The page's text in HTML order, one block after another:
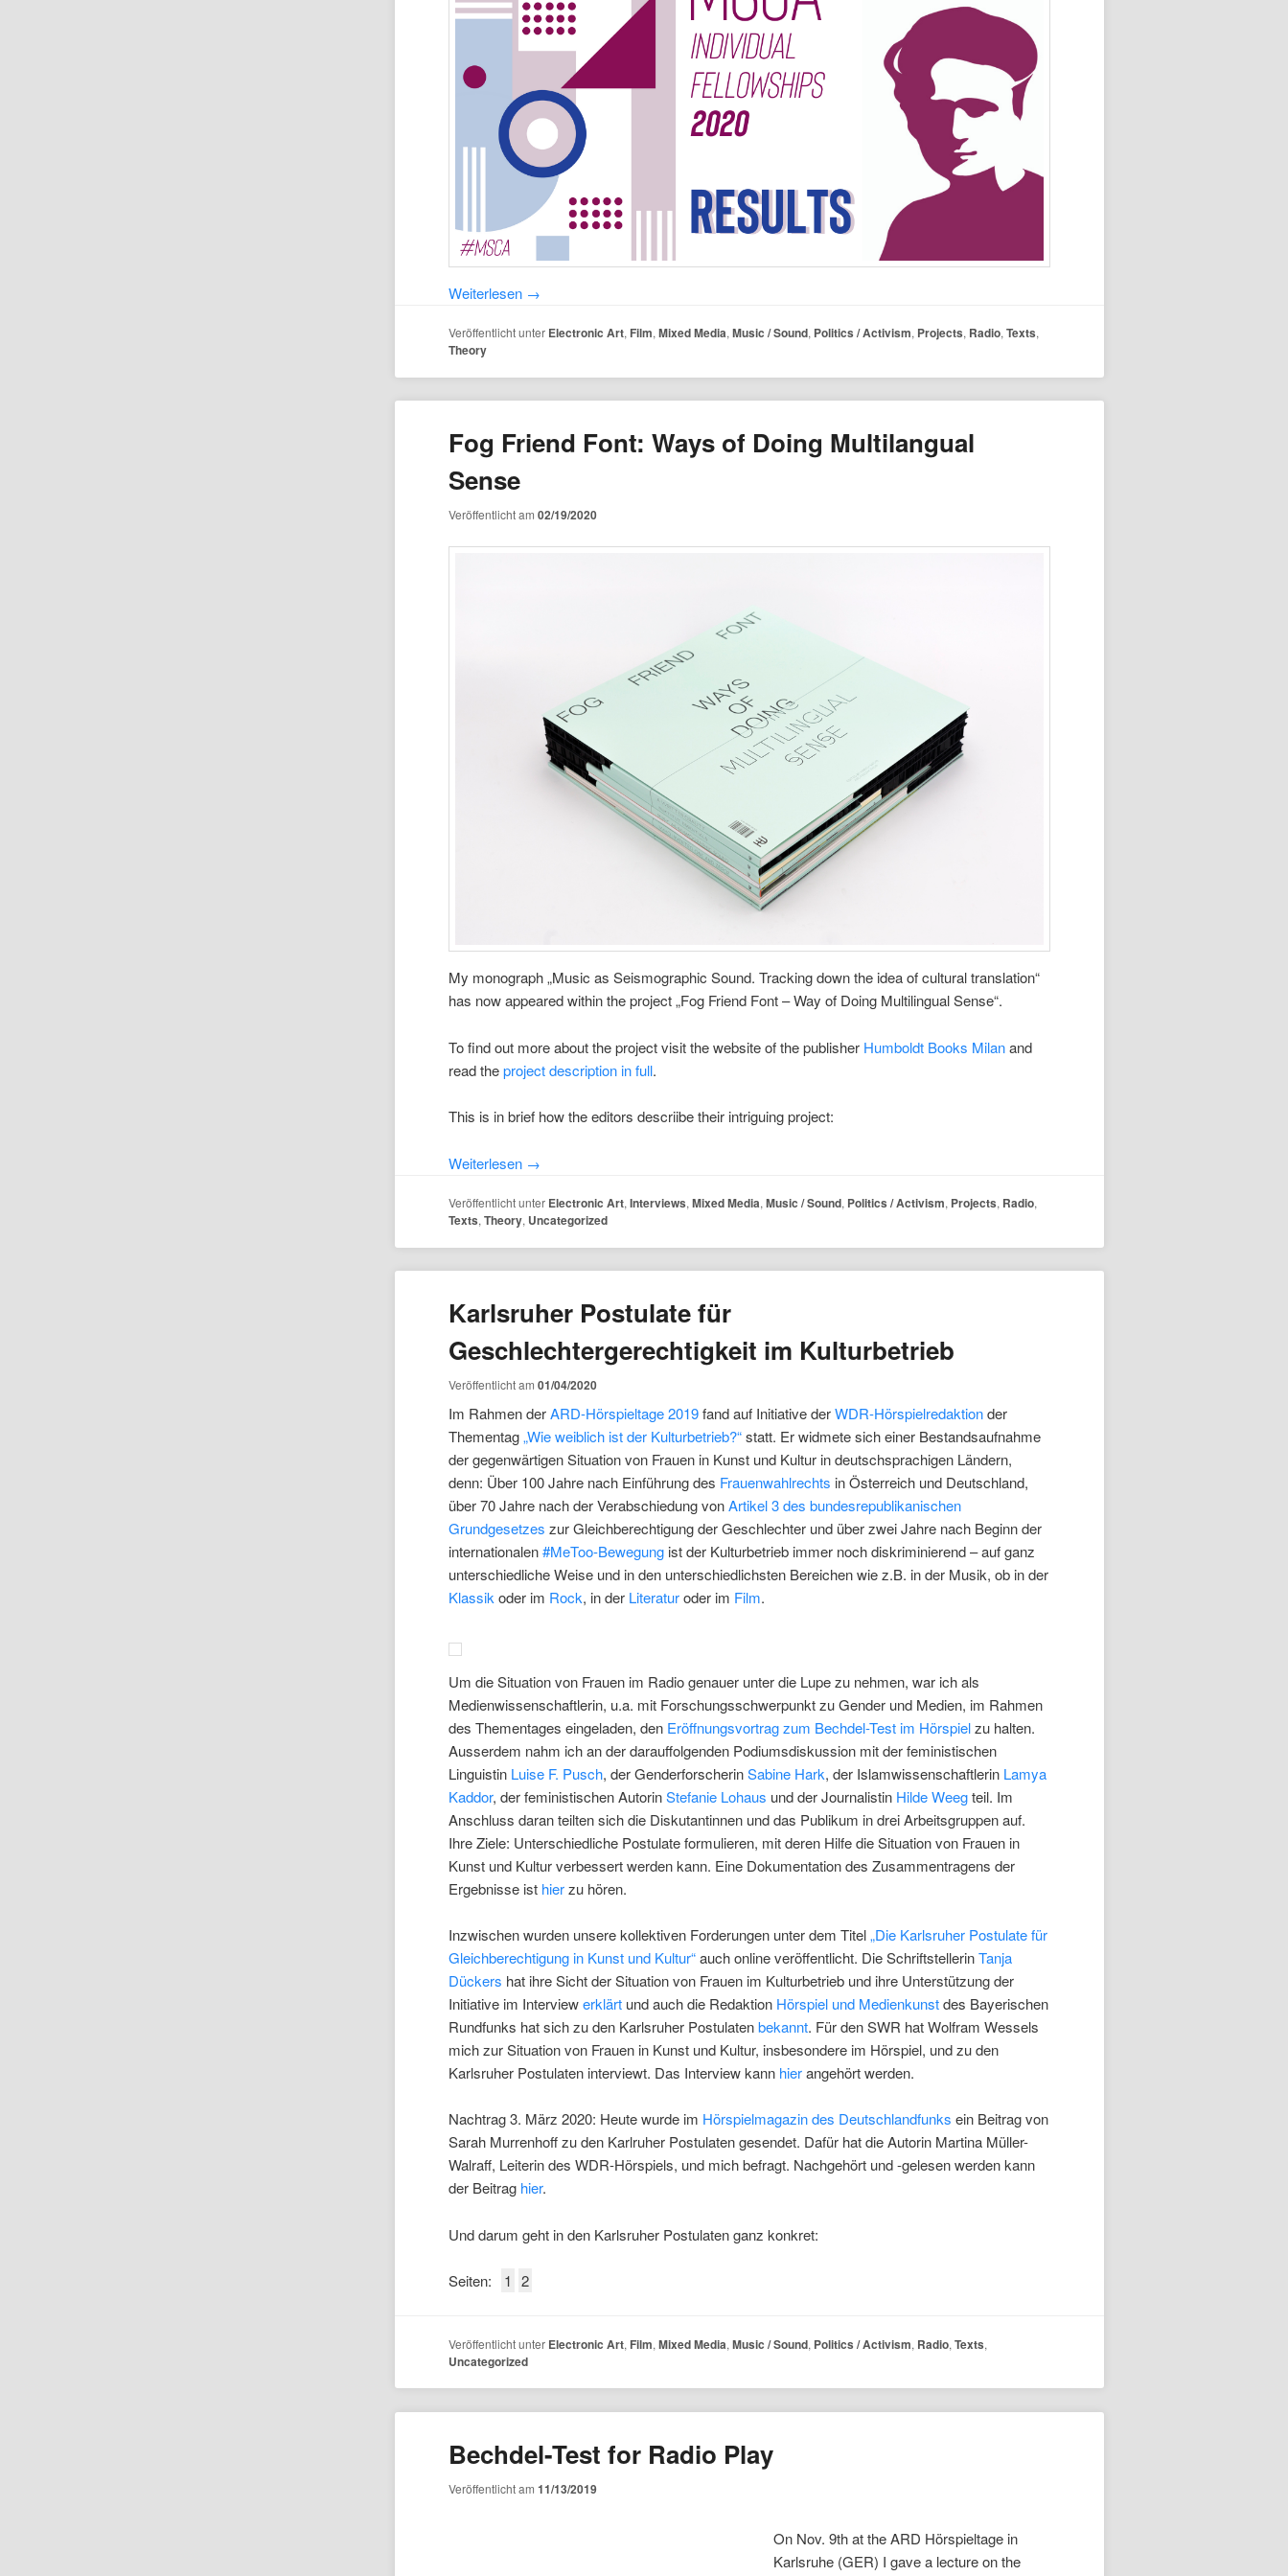
Weiterlesen →
Veröffentlicht unter Electronic Art, Film,Mixed Media,Music / Sound, Politics / Activism, Projects, Radio,Texts,
Theory
Fog Friend Font: Ways of Doing Multilangual
Sense
Veröffentlicht am02/19/2020
My monograph „Music as Seismographic Sound. Tracking down the idea of cultural translation“
has now appeared within the project „Fog Friend Font – Way of Doing Multilingual Sense“.
To find out more about the project visit the website of the publisher Humboldt Books Milanand
read theproject description in full.
This is in brief how the editors descriibe their intriguing project:
Weiterlesen →
Veröffentlicht unter Electronic Art,Interviews,Mixed Media,Music / Sound, Politics / Activism, Projects, Radio,
Texts,Theory, Uncategorized
Karlsruher Postulate für
Geschlechtergerechtigkeit im Kulturbetrieb
Veröffentlicht am01/04/2020
Im Rahmen derARD-Hörspieltage 2019fand auf Initiative derWDR-Hörspielredaktionder
Thementag„Wie weiblich ist der Kulturbetrieb?“statt. Er widmete sich einer Bestandsaufnahme
der gegenwärtigen Situation von Frauen in Kunst und Kultur in deutschsprachigen Ländern,
denn: Über 100 Jahre nach Einführung des Frauenwahlrechts in Österreich und Deutschland,
über 70 Jahre nach der Verabschiedung vonArtikel 3 des bundesrepublikanischen
Grundgesetzes zur Gleichberechtigung der Geschlechter und über zwei Jahre nach Beginn der
internationalen#MeToo-Bewegung ist der Kulturbetrieb immer noch diskriminierend – auf ganz
unterschiedliche Weise und in den unterschiedlichsten Bereichen wie z.B. in der Musik, ob in der
Klassik oder im Rock, in der Literaturoder im Film.
Um die Situation von Frauen im Radio genauer unter die Lupe zu nehmen, war ich als
Medienwissenschaftlerin, u.a. mit Forschungsschwerpunkt zu Gender und Medien, im Rahmen
des Thementages eingeladen, den Eröffnungsvortrag zum Bechdel-Test im Hörspielzu halten.
Ausserdem nahm ich an der darauffolgenden Podiumsdiskussion mit der feministischen
Linguistin Luise F. Pusch, der GenderforscherinSabine Hark, der Islamwissenschaftlerin Lamya
Kaddor, der feministischen AutorinStefanie Lohaus und der Journalistin Hilde Weegteil. Im
Anschluss daran teilten sich die Diskutantinnen und das Publikum in drei Arbeitsgruppen auf.
Ihre Ziele: Unterschiedliche Postulate formulieren, mit deren Hilfe die Situation von Frauen in
Kunst und Kultur verbessert werden kann. Eine Dokumentation des Zusammentragens der
Ergebnisse ist hierzu hören.
Inzwischen wurden unsere kollektiven Forderungen unter dem Titel„Die Karlsruher Postulate für
Gleichberechtigung in Kunst und Kultur“auch online veröffentlicht. Die SchriftstellerinTanja
Dückers hat ihre Sicht der Situation von Frauen im Kulturbetrieb und ihre Unterstützung der
Initiative im Interviewerklärt und auch die Redaktion Hörspiel und Medienkunstdes Bayerischen
Rundfunks hat sich zu den Karlsruher Postulatenbekannt. Für den SWR hat Wolfram Wessels
mich zur Situation von Frauen in Kunst und Kultur, insbesondere im Hörspiel, und zu den
Karlsruher Postulaten interviewt. Das Interview kann hierangehört werden.
Nachtrag 3. März 2020: Heute wurde im Hörspielmagazin des Deutschlandfunks ein Beitrag von
Sarah Murrenhoff zu den Karlruher Postulaten gesendet. Dafür hat die Autorin Martina Müller-
Walraff, Leiterin des WDR-Hörspiels, und mich befragt. Nachgehört und -gelesen werden kann
der Beitrag hier.
Und darum geht in den Karlsruher Postulaten ganz konkret:
Seiten: 1 2
Veröffentlicht unter Electronic Art, Film,Mixed Media,Music / Sound, Politics / Activism, Radio,Texts,
Uncategorized
Bechdel-Test for Radio Play
Veröffentlicht am11/13/2019
On Nov. 9th at the ARD Hörspieltage in
Karlsruhe (GER) I gave a lecture on the